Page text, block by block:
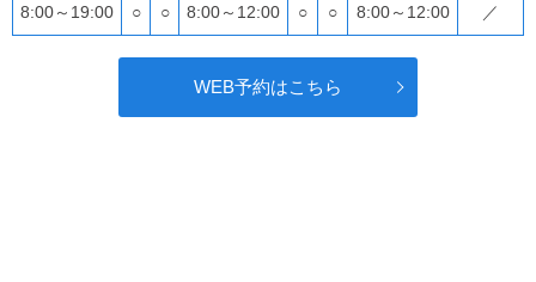
8:00～19:00 ○ ○ 8:00～12:00 ○ ○ 8:00～12:00 ／
WEB予約はこちら